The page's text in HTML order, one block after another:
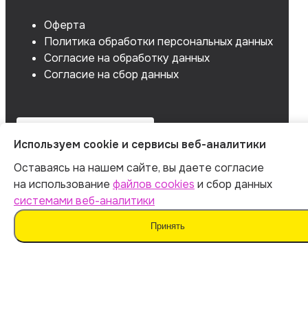
Оферта
Политика обработки персональных данных
Согласие на обработку данных
Согласие на сбор данных
Используем cookie и сервисы веб-аналитики
Оставаясь на нашем сайте, вы даете согласие
на использование файлов cookies и сбор данных
системами веб-аналитики
Принять